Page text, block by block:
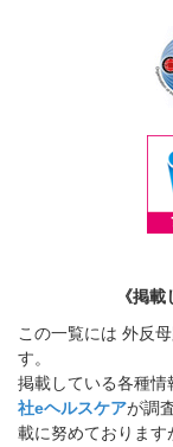
《掲
この一覧には 外反
す。
掲載している各種
社eヘルスケアが調
載に努めておりま